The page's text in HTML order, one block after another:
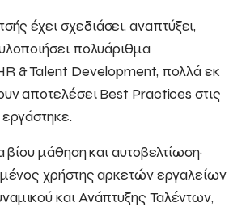
τσής έχει σχεδιάσει, αναπτύξει,
πολυάριθμα
& Talent Development, πολλά εκ
αποτελέσει Best Practices στις
βίου μάθηση και αυτοβελτίωση·
χρήστης αρκετών εργαλείων
και Ανάπτυξης Ταλέντων,